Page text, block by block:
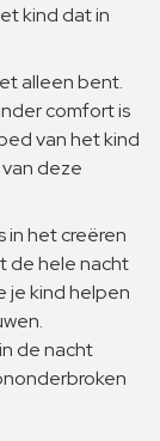
kind dat in
alleen bent.
comfort is
van het kind
deze
in het creëren
de hele nacht
je kind helpen
de nacht